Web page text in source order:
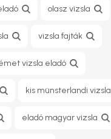
olasz vizsla
vizsla fajták
vizsla eladó
kis münsterlandi vizsla
eladó magyar vizsla